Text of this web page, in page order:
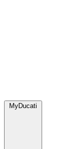
MyDucati